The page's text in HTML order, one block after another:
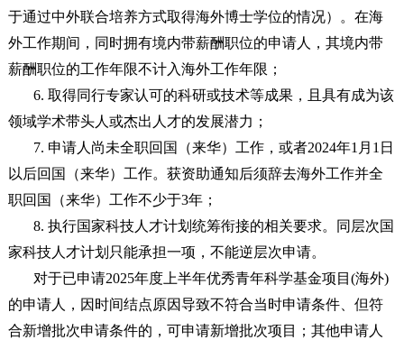
于通过中外联合培养方式取得海外博士学位的情况）。在海
外工作期间，同时拥有境内带薪酬职位的申请人，其境内带
薪酬职位的工作年限不计入海外工作年限；
6. 取得同行专家认可的科研或技术等成果，且具有成为该
领域学术带头人或杰出人才的发展潜力；
7. 申请人尚未全职回国（来华）工作，或者2024年1月1日
以后回国（来华）工作。获资助通知后须辞去海外工作并全
职回国（来华）工作不少于3年；
8. 执行国家科技人才计划统筹衔接的相关要求。同层次国
家科技人才计划只能承担一项，不能逆层次申请。
对于已申请2025年度上半年优秀青年科学基金项目(海外)
的申请人，因时间结点原因导致不符合当时申请条件、但符
合新增批次申请条件的，可申请新增批次项目；其他申请人